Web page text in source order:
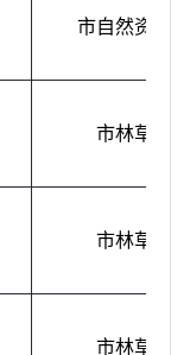
市自然资源局
市林草局
市林草局
市林草局